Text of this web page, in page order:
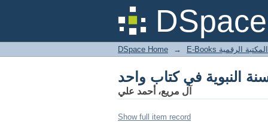
DSpace Home → المكتبة الرقمية
آل مريع، أحمد علي
Show full item record